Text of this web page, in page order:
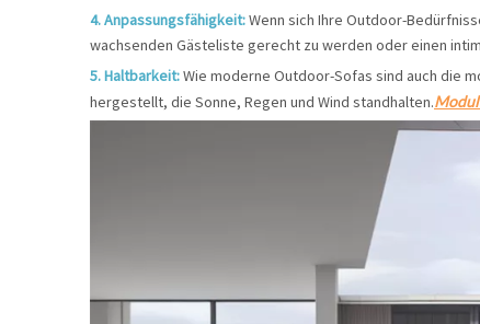
4. Anpassungsfähigkeit:Wenn sich Ihre Outdoor-
wachsenden Gästeliste gerecht zu werden oder einen
5. Haltbarkeit:Wie moderne Outdoor-Sofas sind auch die
hergestellt, die Sonne, Regen und Wind standhalten.